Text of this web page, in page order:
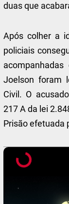
duas que
Após colher a
policiais
Joelson foram
Civil. O
217 A da lei
Prisão efetuada